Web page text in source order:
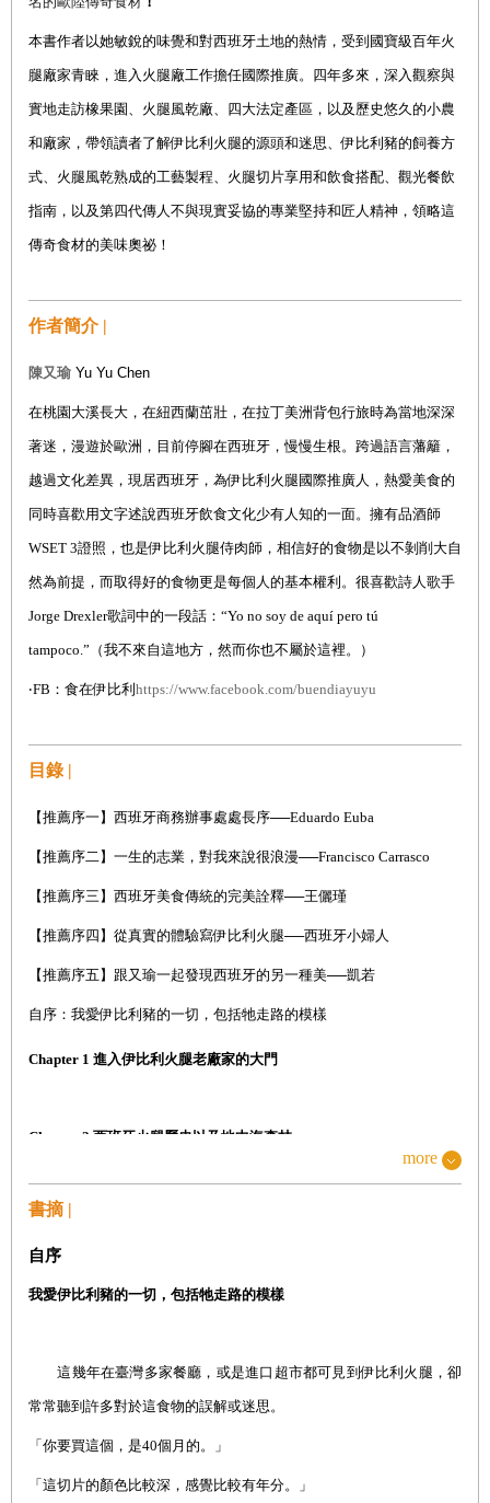
本書作者以她敏銳的味覺和對西班牙土地的熱情，受到國寶級百年火
腿廠家青睞，進入火腿廠工作擔任國際推廣。四年多來，深入觀察與
實地走訪橡果園、火腿風乾廠、四大法定產區，以及歷史悠久的小農
和廠家，帶領讀者了解伊比利火腿的源頭和迷思、伊比利豬的飼養方
式、火腿風乾熟成的工藝製程 、火腿切片享用和飲食搭配、 觀光餐飲
指南 ，以及第四代傳人不與現實妥協的專業堅持和匠人精神， 領略這
傳奇食材的美味奧祕 ！
作者簡介 |
陳又瑜 Yu Yu Chen
在桃園大溪長大，在紐西蘭茁壯，在拉丁美洲背包行旅時為當地深深
著迷，漫遊於歐洲，目前停腳在西班牙，慢慢生根。跨過語言藩籬，
越過文化差異，現居西班牙，為伊比利火腿國際推廣人，熱愛美食的
同時喜歡用文字述說西班牙飲食文化少有人知的一面。擁有品酒師
WSET 3證照，也是伊比利火腿侍肉師，相信好的食物是以不剝削大自
然為前提，而取得好的食物更是每個人的基本權利。很喜歡詩人歌手
Jorge Drexler歌詞中的一段話： “Yo no soy de aquí pero tú
tampoco.” （我不來自這地方，然而你也不屬於這裡。）
‧FB ：食在伊比利https://www.facebook.com/buendiayuyu
目錄 |
【推薦序一】西班牙商務辦事處處長序──Eduardo Euba
【推薦序二】一生的志業，對我來說很浪漫──Francisco Carrasco
【推薦序三】 西班牙美食傳統的完美詮釋──王儷瑾
【推薦序四】 從真實的體驗寫伊比利火腿──西班牙小婦人
【推薦序五】 跟又瑜一起發現西班牙的另一種美──凱若
自序：我愛伊比利豬的一切，包括牠走路的模樣
Chapter 1 進入伊比利火腿老廠家的大門
Chapter 2 西班牙火腿歷史以及地中海森林
Chapter 3
Chapter 4伊比利火腿的工藝：海鹽、時間、滿滿的熱忱
Chapter 5好好享受，慢慢品嘗，你也是品鑑家
Chapter 6伊比利火腿的吃法、美味搭配及食譜
more
書摘 |
自序
我愛伊比利豬的一切，包括牠走路的模樣
這幾年在臺灣多家餐廳，或是進口超市都可見到伊比利火腿，卻
常常聽到許多對於這食物的誤解或迷思。
「你要買這個，是40個月的。」
「這切片的顏色比較深，感覺比較有年分。」